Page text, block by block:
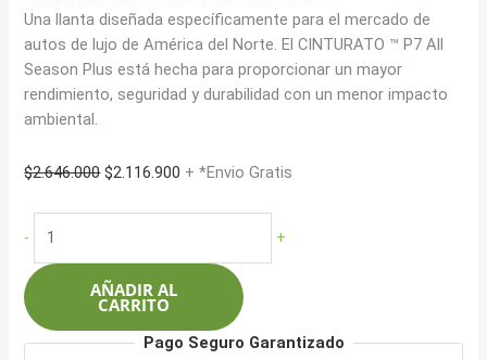
Una llanta diseñada específicamente para el mercado de
autos de lujo de América del Norte. El CINTURATO ™ P7 All
Season Plus está hecha para proporcionar un mayor
rendimiento, seguridad y durabilidad con un menor impacto
ambiental.
$2.646.000El
$2.116.900 El
$2.116.900.
+ *Envio Gratis
-
295/35R20
105VXL
Cinturato
P7
A/S
+
AÑADIR AL
CARRITO
Pago Seguro Garantizado